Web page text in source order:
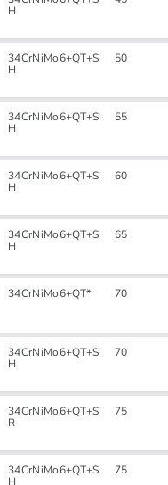
H
34CrNiMo6+QT+S
H
50
34CrNiMo6+QT+S
H
55
34CrNiMo6+QT+S
H
60
34CrNiMo6+QT+S
H
65
34CrNiMo6+QT* 70
34CrNiMo6+QT+S
H
70
34CrNiMo6+QT+S
R
75
34CrNiMo6+QT+S
H
75